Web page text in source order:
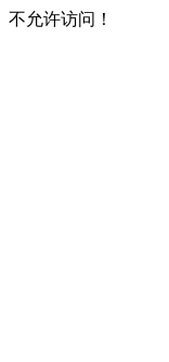
不允许访问！